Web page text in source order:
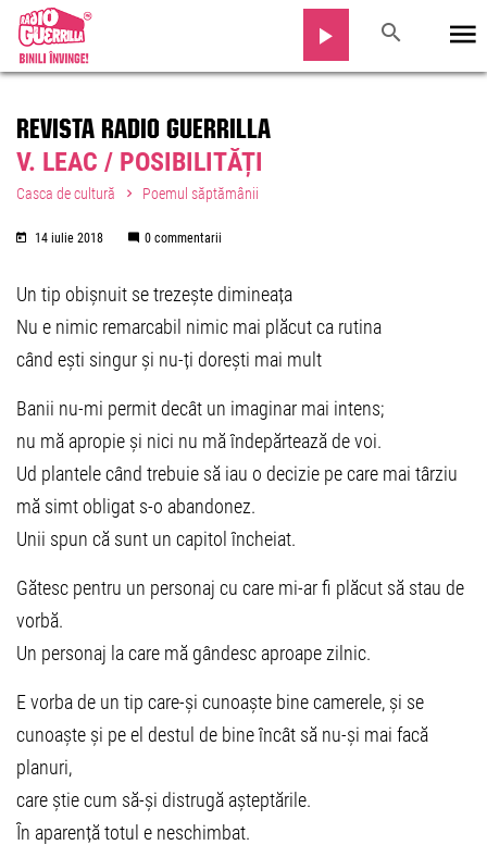
REVISTA RADIO GUERRILLA
V. LEAC / POSIBILITĂȚI
Casca de cultură Poemul săptămânii
14 iulie 2018 0 commentarii
Un tip obișnuit se trezește dimineața
Nu e nimic remarcabil nimic mai plăcut ca rutina
când ești singur și nu-ți dorești mai mult
Banii nu-mi permit decât un imaginar mai intens;
nu mă apropie și nici nu mă îndepărtează de voi.
Ud plantele când trebuie să iau o decizie pe care mai târziu
mă simt obligat s-o abandonez.
Unii spun că sunt un capitol încheiat.
Gătesc pentru un personaj cu care mi-ar fi plăcut să stau de
vorbă.
Un personaj la care mă gândesc aproape zilnic.
E vorba de un tip care-și cunoaște bine camerele, și se
cunoaște și pe el destul de bine încât să nu-și mai facă
planuri,
care știe cum să-și distrugă așteptările.
În aparență totul e neschimbat.